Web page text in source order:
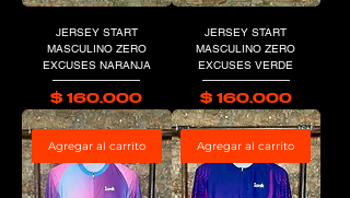
JERSEY START
MASCULINO ZERO
EXCUSES NARANJA
Precio
$ 160.000
JERSEY START
MASCULINO ZERO
EXCUSES VERDE
Precio
$ 160.000
Agregar al carrito Agregar al carrito